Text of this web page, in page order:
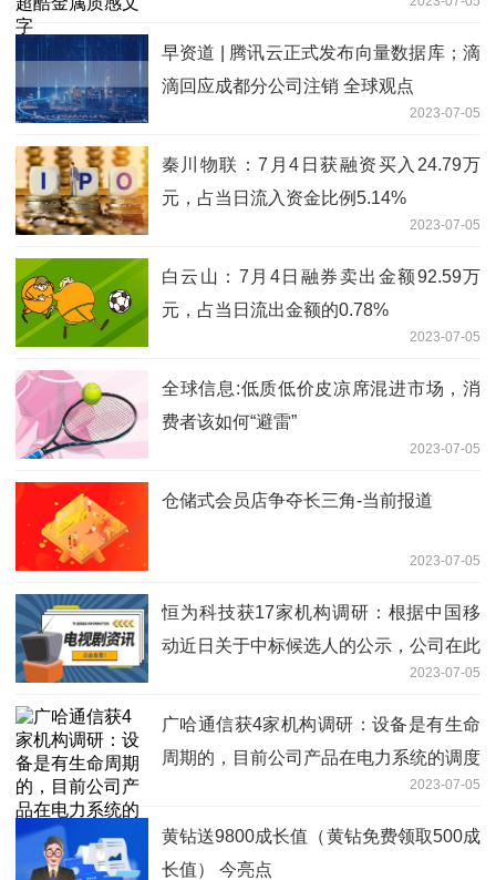
早资道 | 腾讯云正式发布向量数据库；滴
滴回应成都分公司注销 全球观点
2023-07-05
秦川物联：7月4日获融资买入24.79万
元，占当日流入资金比例5.14%
2023-07-05
白云山：7月4日融券卖出金额92.59万
元，占当日流出金额的0.78%
2023-07-05
全球信息:低质低价皮凉席混进市场，消
费者该如何“避雷”
2023-07-05
仓储式会员店争夺长三角-当前报道
2023-07-05
恒为科技获17家机构调研：根据中国移
动近日关于中标候选人的公示，公司在此
次招标的三个标包中均获得了一定的中标
份额，在第1标包和第3标包中均为第一
中标候选人、在第2标包为第二中标候选
2023-07-05
广哈通信获4家机构调研：设备是有生命
周期的，目前公司产品在电力系统的调度
平台一般是8-10年，调度终端大约是3-5
年，会有一个更新的周期（附调研问
答）-报资讯
2023-07-05
黄钻送9800成长值（黄钻免费领取500成
长值） 今亮点